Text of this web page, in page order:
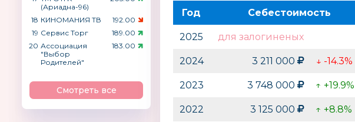
(Ариадна-96)
18 КИНОМАНИЯ ТВ
192.00
19 Сервис Торг
189.00
20 Ассоциация
"Выбор
Родителей"
183.00
Смотреть все
Год Себестоимость
2025 для залогиненых
2024 3 211 000 ↓ -14.3%
2023 3 748 000 ↑ +19.9%
2022 3 125 000 ↑ +8.8%